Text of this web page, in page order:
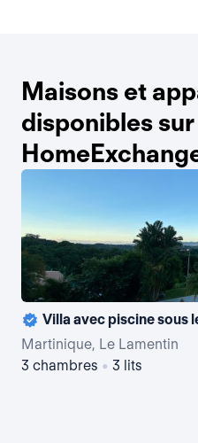
Maisons et
disponibles sur
Martinique, Le Lamentin
3 chambres • 3 lits